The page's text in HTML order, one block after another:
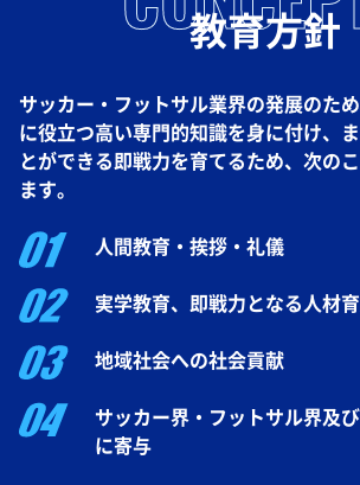
教育方針
サッカー・フットサル業界の発展のた
に役立つ高い専門的知識を身に付け、
とができる即戦力を育てるため、次の
ます。
人間教育・挨拶・礼儀
実学教育、即戦力となる人材
地域社会への社会貢献
サッカー界・フットサル界及
に寄与